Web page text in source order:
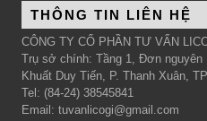
THÔNG TIN LIÊN HỆ
CÔNG TY CỔ PHẦN TƯ VẤN
Trụ sở chính: Tầng 1, Đơn nguyên
Khuất Duy Tiến, P. Thanh Xuân,
Tel: (84-24) 38545841
Email: tuvanlicogi@gmail.com